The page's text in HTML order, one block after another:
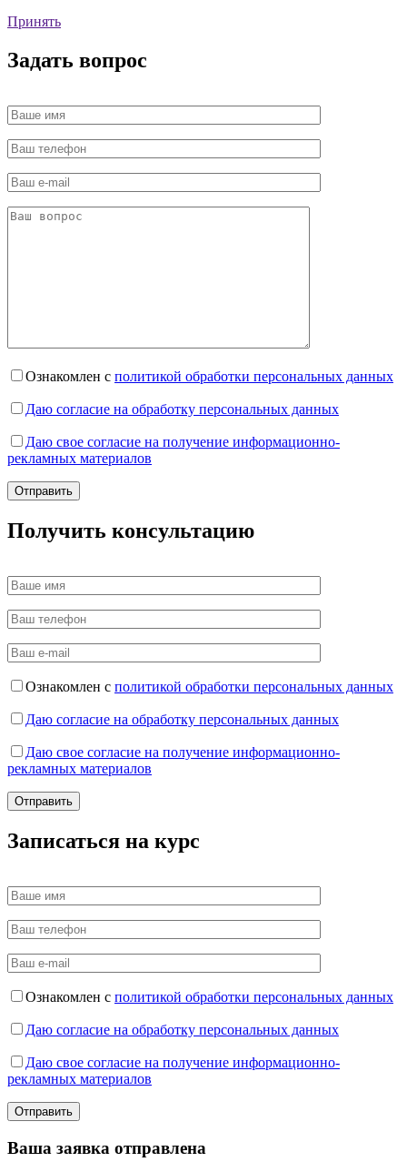
Принять
Задать вопрос
Ознакомлен с политикой обработки персональных данных
Даю согласие на обработку персональных данных
Даю свое согласие на получение информационно-
рекламных материалов
Получить консультацию
Ознакомлен с политикой обработки персональных данных
Даю согласие на обработку персональных данных
Даю свое согласие на получение информационно-
рекламных материалов
Записаться на курс
Ознакомлен с политикой обработки персональных данных
Даю согласие на обработку персональных данных
Даю свое согласие на получение информационно-
рекламных материалов
Ваша заявка отправлена